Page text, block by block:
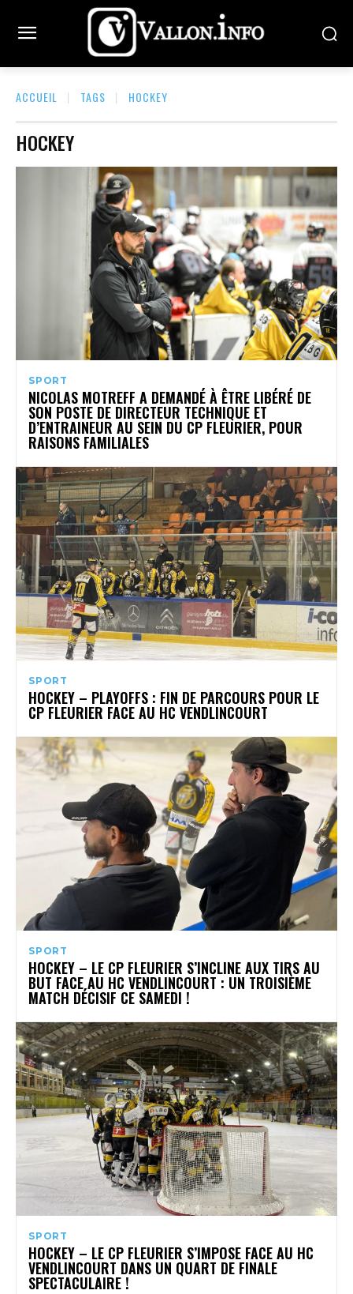
ACCUEIL TAGS HOCKEY
HOCKEY
SPORT
NICOLAS MOTREFF A DEMANDÉ À ÊTRE LIBÉRÉ DE
SON POSTE DE DIRECTEUR TECHNIQUE ET
D’ENTRAINEUR AU SEIN DU CP FLEURIER, POUR
RAISONS FAMILIALES
SPORT
HOCKEY – PLAYOFFS : FIN DE PARCOURS POUR LE
CP FLEURIER FACE AU HC VENDLINCOURT
SPORT
HOCKEY – LE CP FLEURIER S’INCLINE AUX TIRS AU
BUT FACE AU HC VENDLINCOURT : UN TROISIÈME
MATCH DÉCISIF CE SAMEDI !
SPORT
HOCKEY – LE CP FLEURIER S’IMPOSE FACE AU HC
VENDLINCOURT DANS UN QUART DE FINALE
SPECTACULAIRE !